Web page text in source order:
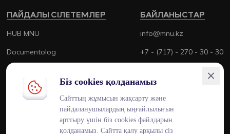
БАЙЛАНЫСТАР
info@mnu.kz
+7 - (717) - 270 - 30 - 30
+7 - (700) - 170 - 30 - 30
ПАЙДАЛЫ СІЛЕТЕМЛЕР
HUB MNU
Documentolog
Canvas
Platonus
Біз cookies қолданамыз
Сайттың жұмысын жақсарту және
пайдаланушылардың ыңғайлылығын
арттыру үшін біз cookies файлдарын
қолданамыз. Сайтта қалу арқылы сіз